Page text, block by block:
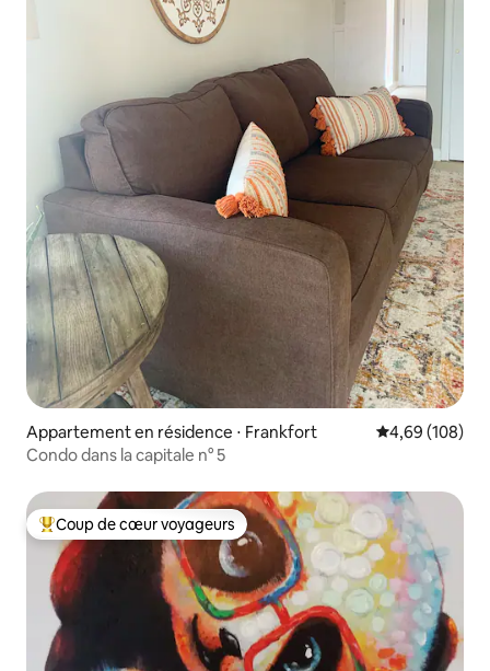
Appartement en résidence ⋅ Frankfort Évaluation
4,69 (108)
Condo dans la capitale n° 5
Coups de cœur voyageurs les plus appréciés
Coup de cœur voyageurs